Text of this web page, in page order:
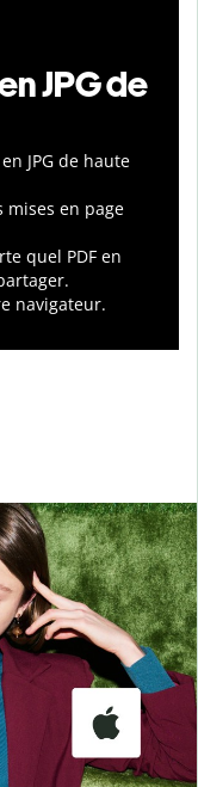
JPG de
JPG de haute
mises en page
quel PDF en
navigateur.